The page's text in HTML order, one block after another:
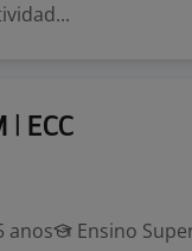
| ECC
anos
Ensino